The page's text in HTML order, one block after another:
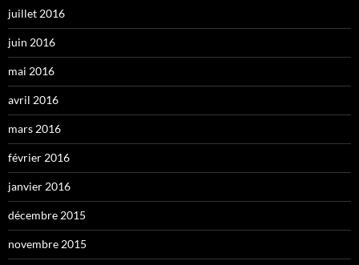
juillet 2016
juin 2016
mai 2016
avril 2016
mars 2016
février 2016
janvier 2016
décembre 2015
novembre 2015